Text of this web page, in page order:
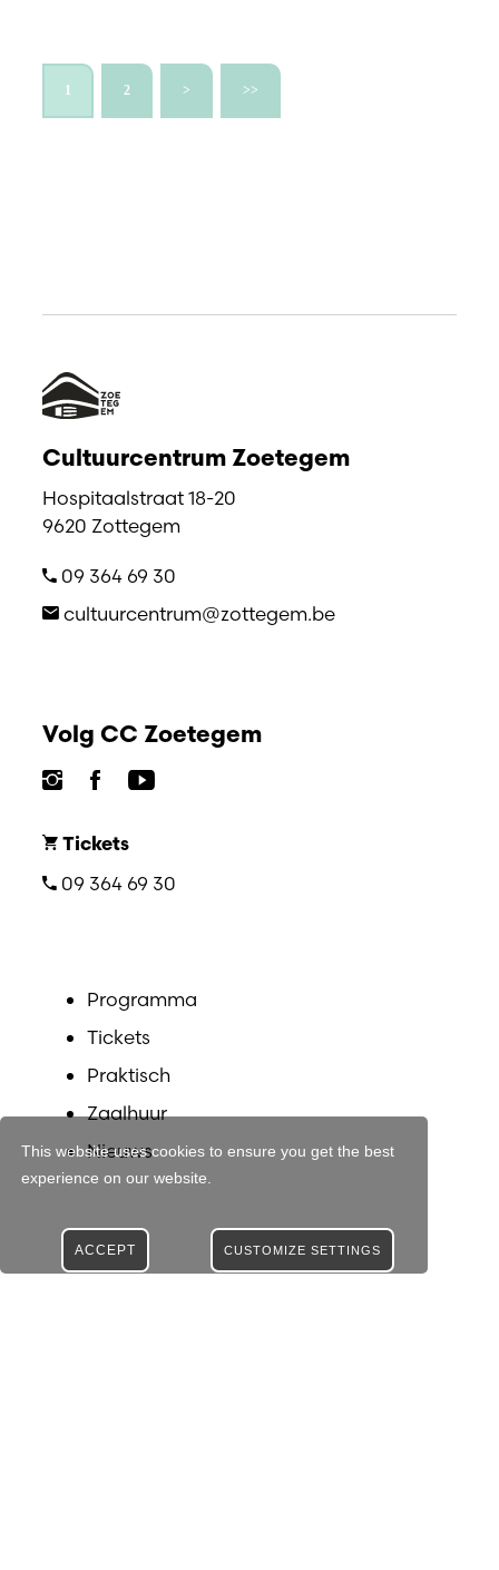
This website uses cookies to ensure you get the best
experience on our website.
CUSTOMIZE SETTINGS
ACCEPT
1 2 > >>
Cultuurcentrum Zoetegem
Hospitaalstraat 18-20
9620 Zottegem
09 364 69 30
cultuurcentrum@zottegem.be
Volg CC Zoetegem
Tickets
09 364 69 30
Programma
Tickets
Praktisch
Zaalhuur
Nieuws